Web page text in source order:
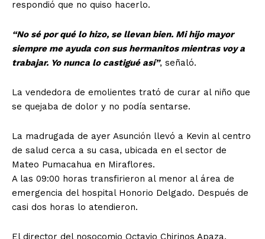
respondió que no quiso hacerlo.
“No sé por qué lo hizo, se llevan bien. Mi hijo mayor
siempre me ayuda con sus hermanitos mientras voy a
trabajar. Yo nunca lo castigué así”, señaló.
La vendedora de emolientes trató de curar al niño que
se quejaba de dolor y no podía sentarse.
La madrugada de ayer Asunción llevó a Kevin al centro
de salud cerca a su casa, ubicada en el sector de
Mateo Pumacahua en Miraflores.
A las 09:00 horas transfirieron al menor al área de
emergencia del hospital Honorio Delgado. Después de
casi dos horas lo atendieron.
El director del nosocomio Octavio Chirinos Apaza,